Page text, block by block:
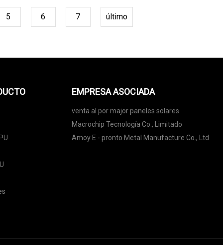
5 6 7 último
EMPRESA ASOCIADA
venta al por major paneles solares
Macrochip Tecnología Co., Limitado
Amoy E - pronto Metal Manufacture Co., Ltd